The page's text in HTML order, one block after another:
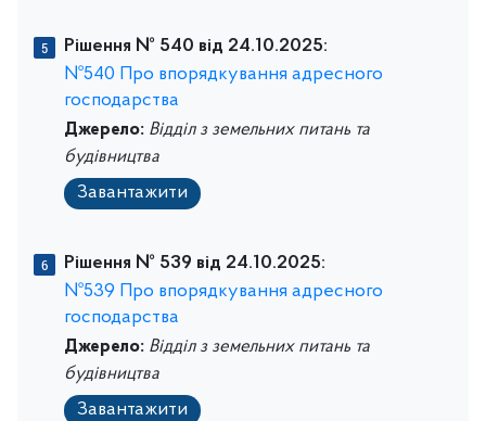
Рішення № 540 від 24.10.2025:
№540 Про впорядкування адресного
господарства
Джерело: Відділ з земельних питань та
будівництва
Завантажити
Рішення № 539 від 24.10.2025:
№539 Про впорядкування адресного
господарства
Джерело: Відділ з земельних питань та
будівництва
Завантажити